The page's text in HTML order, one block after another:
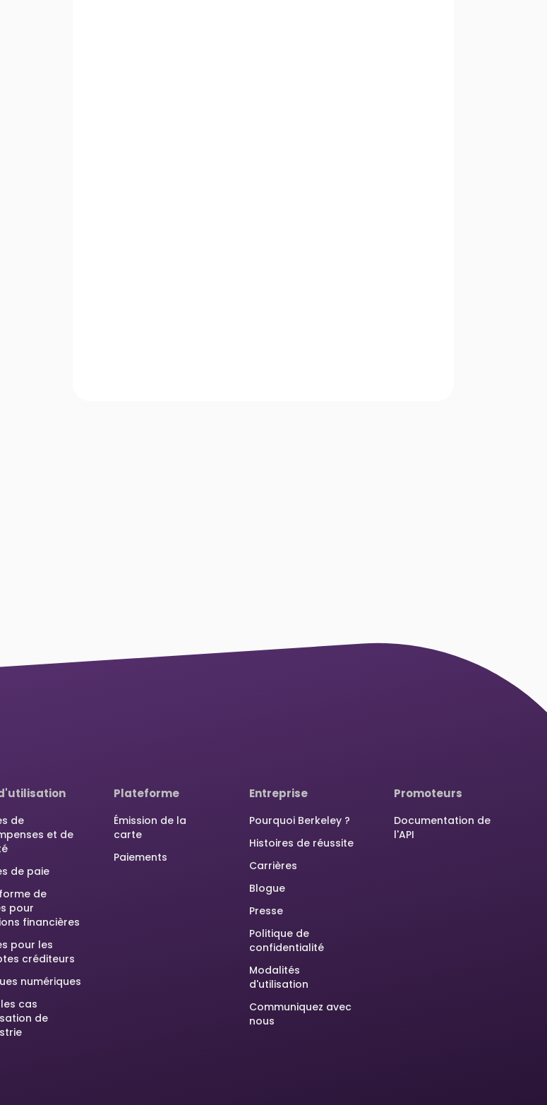
de
et de
de paie
de
pour
financières
pour les
créditeurs
numériques
cas
de
Plateforme
Émission de la
carte
Paiements
Entreprise
Pourquoi Berkeley ?
Histoires de réussite
Carrières
Blogue
Presse
Politique de
confidentialité
Modalités
d'utilisation
Communiquez avec
nous
Promoteurs
Documentation de
l'API